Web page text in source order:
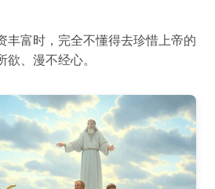
丰富时，完全不懂得去珍惜上帝的
、漫不经心。